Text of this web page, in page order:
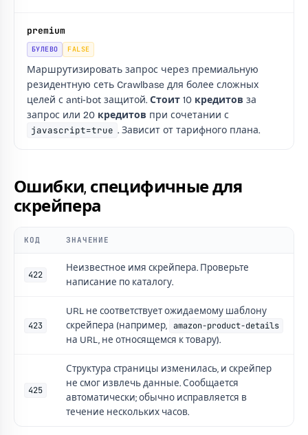
premium
БУЛЕВО FALSE
Маршрутизировать запрос через премиальную
резидентную сеть Crawlbase для более сложных
целей с anti-bot защитой. Стоит 10 кредитов за
запрос или 20 кредитов при сочетании с
javascript=true . Зависит от тарифного плана.
Ошибки, специфичные для
скрейпера
КОД ЗНАЧЕНИЕ
422
Неизвестное имя скрейпера. Проверьте
написание по каталогу.
423
URL не соответствует ожидаемому шаблону
скрейпера (например, amazon-product-details
на URL, не относящемся к товару).
425
Структура страницы изменилась, и скрейпер
не смог извлечь данные. Сообщается
автоматически; обычно исправляется в
течение нескольких часов.